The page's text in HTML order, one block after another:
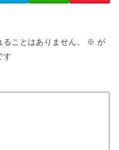
ことはありません。 ※ が
す